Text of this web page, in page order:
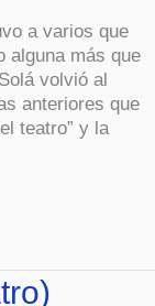
a varios que
alguna más que
volvió al
anteriores que
teatro” y la